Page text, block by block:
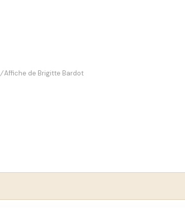
/Affiche de Brigitte Bardot